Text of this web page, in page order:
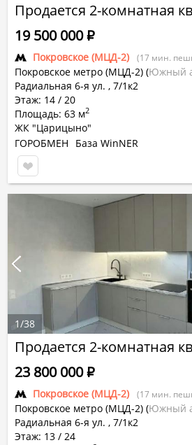
Продается 2-комнатная
Покровское (МЦД-2) (17 мин.
Покровское метро (МЦД-2) (Южный
Радиальная 6-я ул. , 7/1к2
Этаж: 14 / 20
Площадь: 63 м2
ЖК "Царицыно"
19 500 000Р
ГОРОБМЕН
База WinNER
Продается 2-комнатная
Покровское (МЦД-2) (17 мин.
Покровское метро (МЦД-2) (Южный
Радиальная 6-я ул. , 7/1к2
Этаж: 13 / 24
23 800 000Р
1/38